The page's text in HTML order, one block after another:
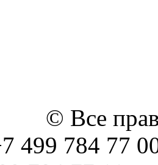
© Все
499 784 77